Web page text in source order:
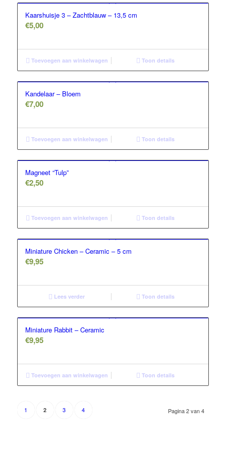
Kaarshuisje 3 – Zachtblauw – 13,5 cm
€5,00
Toevoegen aan winkelwagen Toon details
Kandelaar – Bloem
€7,00
Toevoegen aan winkelwagen Toon details
Magneet “Tulp”
€2,50
Toevoegen aan winkelwagen Toon details
Miniature Chicken – Ceramic – 5 cm
€9,95
Lees verder Toon details
Miniature Rabbit – Ceramic
€9,95
Toevoegen aan winkelwagen Toon details
Pagina 2 van 4
1 2 3 4